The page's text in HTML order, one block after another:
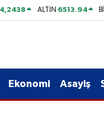
ALTIN 6513.94
Ekonomi Asayiş